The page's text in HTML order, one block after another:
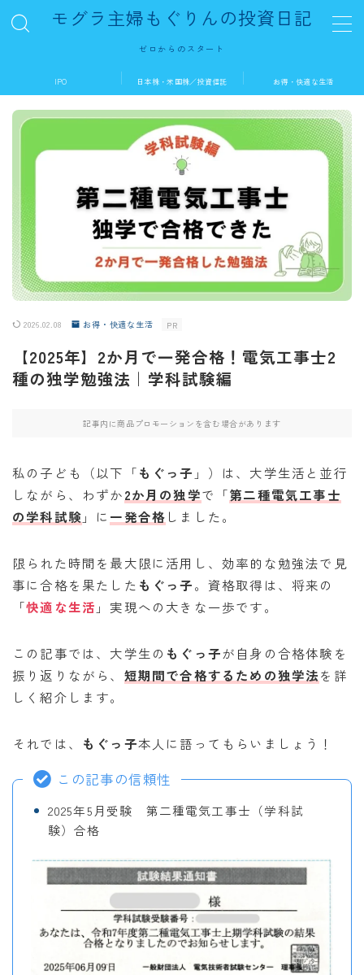
モグラ主婦もぐりんの投資日記
ゼロからのスタート
ホーム
IPO
日本株・米国株／投資信託
お得・快適な生活
IPO 日本株・米国株／投資信託 お得・快適な生活
2026.02.08 お得・快適な生活 PR
【2025年】2か月で一発合格！電気工事士2
種の独学勉強法｜学科試験編
記事内に商品プロモーションを含む場合があります
私の子ども（以下「もぐっ子 」）は、大学生活と並行
しながら、わずか2か月の独学で「第二種電気工事士
の学科試験 」に 一発合格 しました。
限られた時間を最大限に活用し、効率的な勉強法で見
事に合格を果たした もぐっ子。資格取得は、将来の
「快適な生活 」実現への大きな一歩です。
この記事では、大学生の もぐっ子が自身の合格体験を
振り返りながら、 短期間で合格するための独学法を詳
しく紹介します。
それでは、 もぐっ子本人に語ってもらいましょう！
この記事の信頼性
2025年5月受験 第二種電気工事士（学科試
験）合格